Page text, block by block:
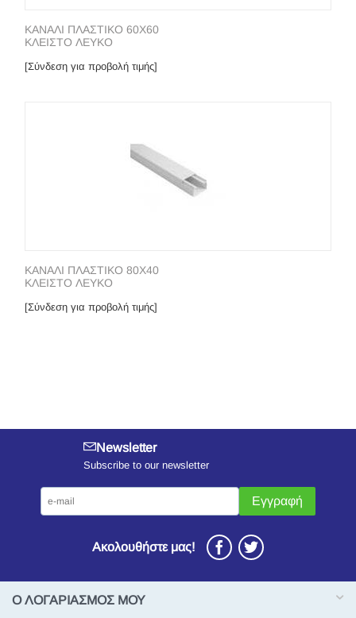
ΚΑΝΑΛΙ ΠΛΑΣΤΙΚΟ 60Χ60
ΚΛΕΙΣΤΟ ΛΕΥΚO
[Σύνδεση για προβολή τιμής]
ΚΑΝΑΛΙ ΠΛΑΣΤΙΚΟ 80Χ40
ΚΛΕΙΣΤΟ ΛΕΥΚΟ
[Σύνδεση για προβολή τιμής]
Newsletter
Subscribe to our newsletter
Εγγραφή
Ακολουθήστε μας!
Ο ΛΟΓΑΡΙΑΣΜΟΣ ΜΟΥ